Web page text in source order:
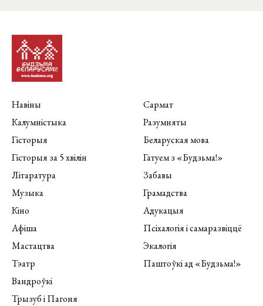
Навіны
Калумністыка
Гісторыя
Гісторыя за 5 хвілін
Літаратура
Музыка
Кіно
Афіша
Мастацтва
Тэатр
Вандроўкі
Трызуб і Пагоня
Сармат
Разумняты
Беларуская мова
Гатуем з «Будзьма!»
Забавы
Грамадства
Адукацыя
Псіхалогія і самаразвіццё
Экалогія
Паштоўкі ад «Будзьма!»